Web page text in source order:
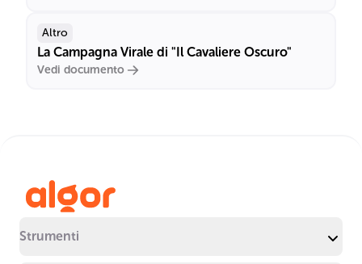
Altro
La Campagna Virale di "Il Cavaliere Oscuro"
Vedi documento
Strumenti